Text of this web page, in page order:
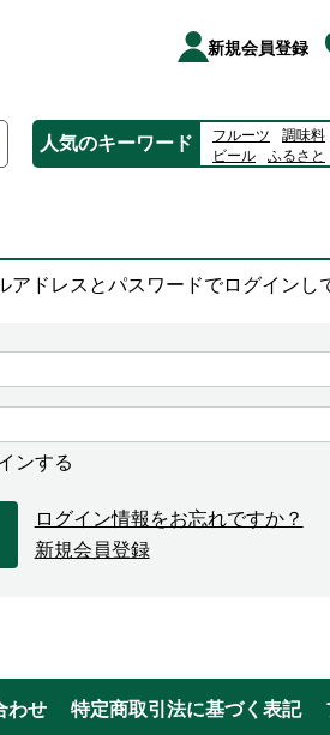
新規会員登録
人気のキーワード フルーツ 調味料
ビール
ふるさと
ドレスとパスワードでログインし
ンする
ログイン情報をお忘れですか？
新規会員登録
わせ 特定商取引法に基づく表記